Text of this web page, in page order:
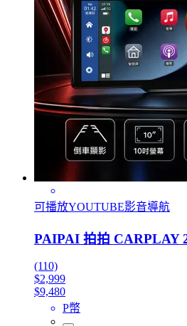
可播放YOUTUBE影音導航
PAIPAI 拍拍 CARPLAY
(110)
$2,999
$9,480
P幣